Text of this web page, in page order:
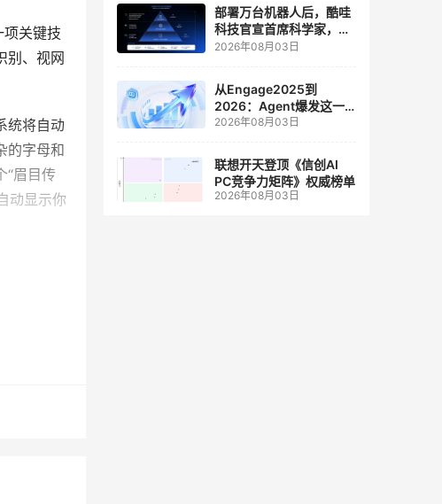
关键技
别、视网
统将自动
的字母和
“眉目传
动显示你
机已经
部署万台机器人后，酷哇
科技官宣首席科学家，要
让世界模型交付生产力
2026年08月03日
从Engage2025到
2026：Agent爆发这一
年，AI CRM 走到哪了
2026年08月03日
联想开天登顶《信创AI
PC竞争力矩阵》权威榜单
2026年08月03日